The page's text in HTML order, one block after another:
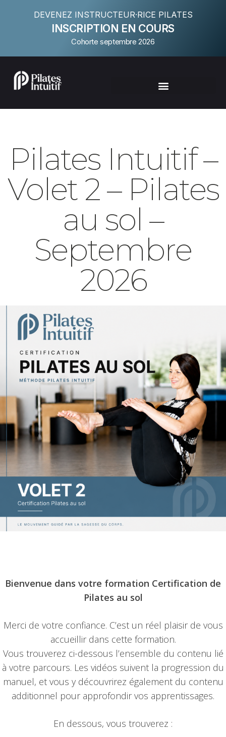
DEVENEZ INSTRUCTEUR·RICE PILATES
INSCRIPTION EN COURS
Cohorte septembre 2026
Pilates Intuitif –
Volet 2 – Pilates
au sol –
Septembre
2026
Bienvenue dans votre formation Certification de
Pilates au sol
Merci de votre confiance. C’est un réel plaisir de vous
accueillir dans cette formation.
Vous trouverez ci-dessous l’ensemble du contenu lié
à votre parcours. Les vidéos suivent la progression du
manuel, et vous y découvrirez également du contenu
additionnel pour approfondir vos apprentissages.
En dessous, vous trouverez :